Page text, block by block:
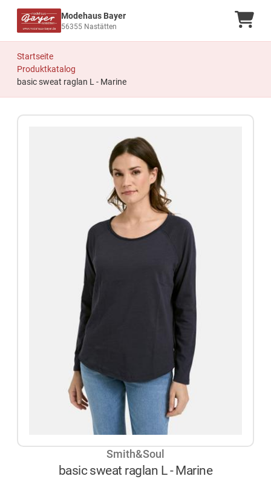
Modehaus Bayer
56355 Nastätten
Startseite
Produktkatalog
basic sweat raglan L - Marine
Smith&Soul
basic sweat raglan L - Marine